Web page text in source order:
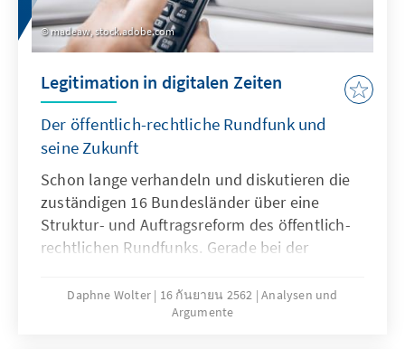
madeaw, stock.adobe.com
Legitimation in digitalen Zeiten
Der öffentlich-rechtliche Rundfunk und
seine Zukunft
Schon lange verhandeln und diskutieren die
zuständigen 16 Bundesländer über eine
Struktur- und Auftragsreform des öffentlich-
rechtlichen Rundfunks. Gerade bei der
konstant an Akzeptanz, die Frage nach der
Legitimation in der zukünftigen
Daphne Wolter 16 กันยายน 2562 Analysen und
Argumente